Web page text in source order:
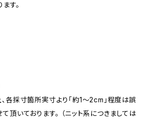
す。
各採寸箇所実寸より「約1～2cm」程度は誤
頂いております。 （ニット系につきましては